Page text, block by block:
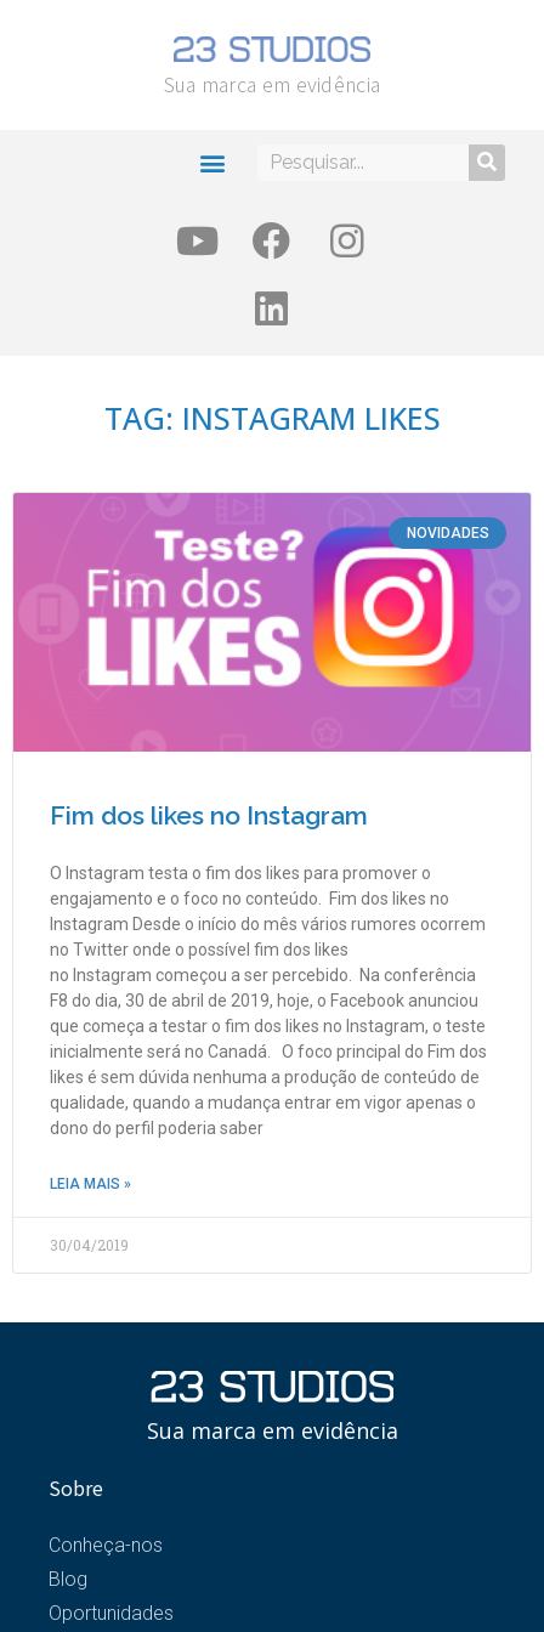
Sua marca em evidência
TAG: INSTAGRAM LIKES
NOVIDADES
Fim dos likes no Instagram
O Instagram testa o fim dos likes para promover o
engajamento e o foco no conteúdo. Fim dos likes no
Instagram Desde o início do mês vários rumores ocorrem
no Twitter onde o possível fim dos likes
no Instagram começou a ser percebido. Na conferência
F8 do dia, 30 de abril de 2019, hoje, o Facebook anunciou
que começa a testar o fim dos likes no Instagram, o teste
inicialmente será no Canadá. O foco principal do Fim dos
likes é sem dúvida nenhuma a produção de conteúdo de
qualidade, quando a mudança entrar em vigor apenas o
dono do perfil poderia saber
LEIA MAIS »
30/04/2019
Sua marca em evidência
Sobre
Conheça-nos
Blog
Oportunidades